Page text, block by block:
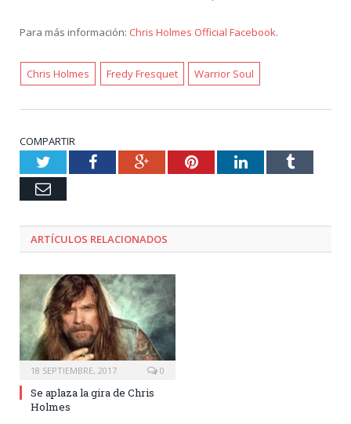
Para más información: Chris Holmes Official Facebook.
Chris Holmes Fredy Fresquet Warrior Soul
COMPARTIR
TwitterFacebookGoogle+PinterestLinkedInTumblr
Email
ARTÍCULOS RELACIONADOS
18 SEPTIEMBRE, 2017 0
Se aplaza la gira de Chris
Holmes